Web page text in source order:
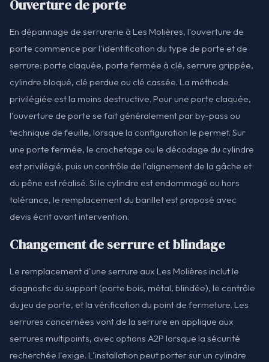
Ouverture de porte
En dépannage de serrurerie à Les Molières, l'ouverture de
porte commence par l'identification du type de porte et de
serrure: porte claquée, porte fermée à clé, serrure grippée,
cylindre bloqué, clé perdue ou clé cassée. La méthode
privilégiée est la moins destructive. Pour une porte claquée,
l'ouverture de porte se fait généralement par by-pass ou
technique de feuille, lorsque la configuration le permet. Sur
une porte fermée, le crochetage ou le décodage du cylindre
est privilégié, puis un contrôle de l'alignement de la gâche et
du pêne est réalisé. Si le cylindre est endommagé ou hors
tolérance, le remplacement du barillet est proposé avec
devis écrit avant intervention.
Changement de serrure et blindage
Le remplacement d'une serrure aux Les Molières inclut le
diagnostic du support (porte bois, métal, blindée), le contrôle
du jeu de porte, et la vérification du point de fermeture. Les
serrures concernées vont de la serrure en applique aux
serrures multipoints, avec options A2P lorsque la sécurité
recherchée l'exige. L'installation peut porter sur un cylindre